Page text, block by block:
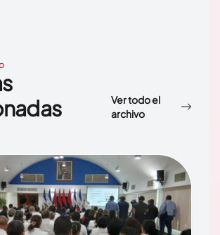
Ver todo el
archivo